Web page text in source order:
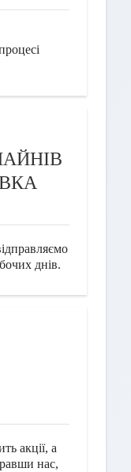
днів.
акції, а
нас,